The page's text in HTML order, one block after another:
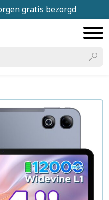
gratis bezorgd